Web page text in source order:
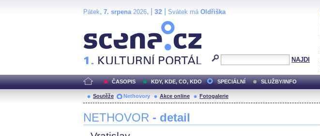
Pátek, 7. srpena2026, | 32 Svátek má Oldřiška
NAJDI
ČASOPIS KDY, KDE, CO, KDO SPECIÁLNÍ SLUŽBY/INFO
Soutěže Nethovory Akce online Fotogalerie
NETHOVOR - detail